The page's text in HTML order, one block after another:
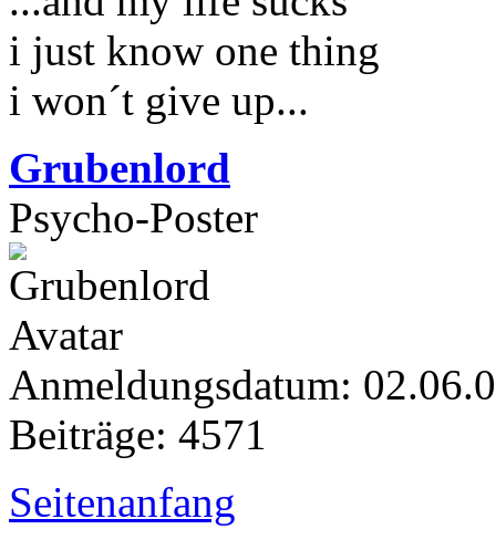
i just know one thing
i won´t give up...
Grubenlord
Psycho-Poster
Anmeldungsdatum:
Beiträge: 4571
Seitenanfang